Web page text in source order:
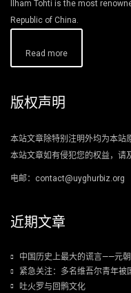
Ilham Tohti is the most
Republic of China.
Read more
版权声明
本站文章除特别注明外均为本站
本站文章如有侵犯您的权益，请
电邮：contact@uyghurbiz.org
近期文章
中国历史上最大的谎言——元
紧急关注：多名维吾尔青年被
吐火罗与回鹘文化